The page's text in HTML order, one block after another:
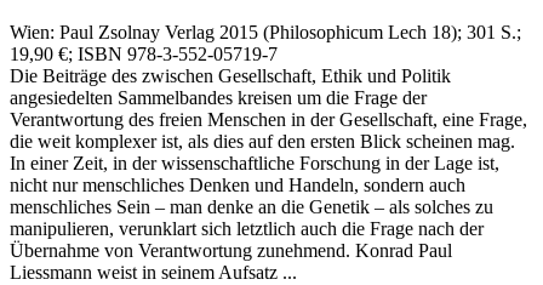
Wien: Paul Zsolnay Verlag 2015 (Philosophicum Lech 18); 301 S.;
19,90 €; ISBN 978-3-552-05719-7
Die Beiträge des zwischen Gesellschaft, Ethik und Politik
angesiedelten Sammelbandes kreisen um die Frage der
Verantwortung des freien Menschen in der Gesellschaft, eine Frage,
die weit komplexer ist, als dies auf den ersten Blick scheinen mag.
In einer Zeit, in der wissenschaftliche Forschung in der Lage ist,
nicht nur menschliches Denken und Handeln, sondern auch
menschliches Sein – man denke an die Genetik – als solches zu
manipulieren, verunklart sich letztlich auch die Frage nach der
Übernahme von Verantwortung zunehmend. Konrad Paul
Liessmann weist in seinem Aufsatz ...